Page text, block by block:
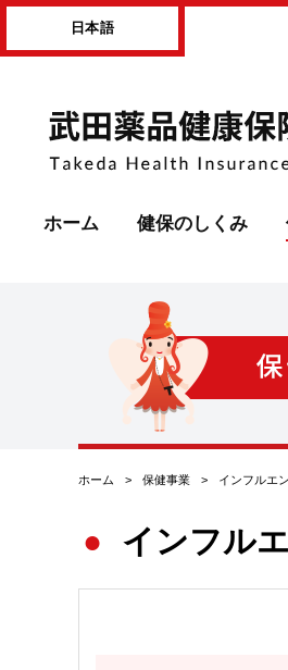
ホーム 健保のしくみ
ホーム > 保健事業 > インフルエ
インフル
日本語